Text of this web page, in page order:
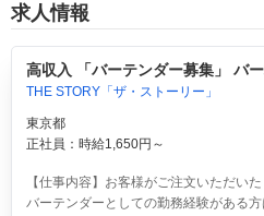
求人情報
高収入 「バーテンダー募集」 バ
THE STORY「ザ・ストーリー」
東京都
正社員：時給1,650円～
【仕事内容】お客様がご注文いただい
バーテンダーとしての勤務経験がある